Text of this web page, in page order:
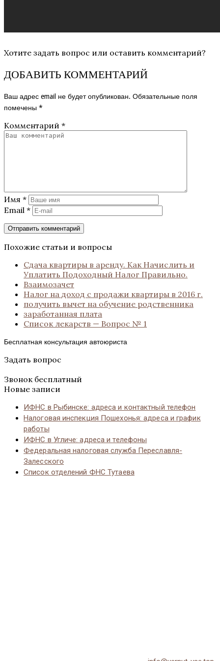
Хотите задать вопрос или оставить комментарий?
ДОБАВИТЬ КОММЕНТАРИЙ
Ваш адрес email не будет опубликован. Обязательные поля
помечены *
Комментарий *
Имя *
Email *
Похожие статьи и вопросы
Сдача квартиры в аренду. Как Начислить и
Уплатить Подоходный Налог Правильно.
Взаимозачет
Налог на доход с продажи квартиры в 2016 г.
получить вычет на обучение родственника
заработанная плата
Список лекарств — Вопрос № 1
Бесплатная консультация автоюриста
Задать вопрос
Звонок бесплатный
Новые записи
ИФНС в Рыбинске: адреса и контактный телефон
Налоговая инспекция Пошехонья: адреса и график
работы
ИФНС в Угличе: адреса и телефоны
Федеральная налоговая служба Переславля-
Залесского
Список отделений ФНС Тутаева